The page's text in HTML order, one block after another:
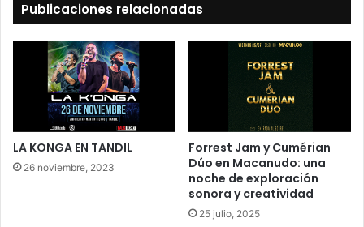
Publicaciones relacionadas
LA KONGA EN TANDIL
26 noviembre, 2023
Forrest Jam y Cumérian
Dúo en Macanudo: una
noche de exploración
sonora y creatividad
25 julio, 2025